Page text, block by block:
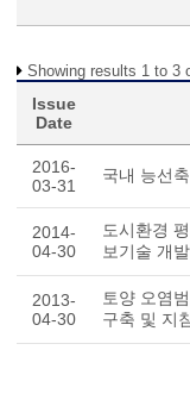
Showing results 1 to 3
Issue
Date
2016-
03-31
국내 능선
2014-
04-30
도시환경
보기술 개발
2013-
04-30
토양 오염
구축 및 지